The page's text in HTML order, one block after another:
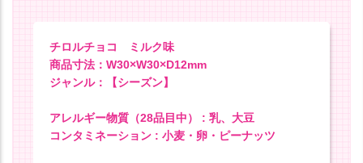
チロルチョコ ミルク味
商品寸法：W30×W30×D12mm
ジャンル：【シーズン】
アレルギー物質（28品目中） : 乳、大豆
コンタミネーション : 小麦・卵・ピーナッツ